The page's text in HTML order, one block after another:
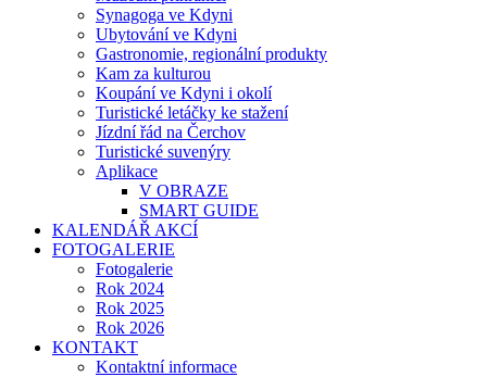
Synagoga ve Kdyni
Ubytování ve Kdyni
Gastronomie, regionální produkty
Kam za kulturou
Koupání ve Kdyni i okolí
Turistické letáčky ke stažení
Jízdní řád na Čerchov
Turistické suvenýry
Aplikace
V OBRAZE
SMART GUIDE
KALENDÁŘ AKCÍ
FOTOGALERIE
Fotogalerie
Rok 2024
Rok 2025
Rok 2026
KONTAKT
Kontaktní informace